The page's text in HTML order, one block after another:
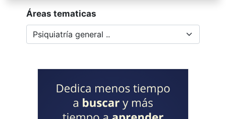
Áreas tematicas